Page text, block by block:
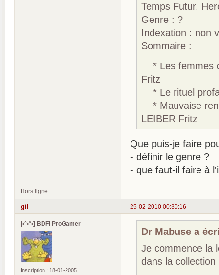
Temps Futur,
Genre : ?
Indexation : non
Sommaire :
* Les femmes
Fritz
* Le rituel
* Mauvaise
LEIBER Fritz
Que puis-je faire
- définir le genre ?
- que faut-il faire à
Hors ligne
25-02-2010 00:30:16
gil
[•°•°•] BDFI ProGamer
Inscription : 18-01-2005
Dr Mabuse a
Je commence la
dans la